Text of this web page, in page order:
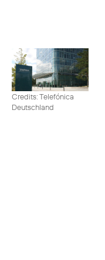
Credits: Telefónica
Deutschland